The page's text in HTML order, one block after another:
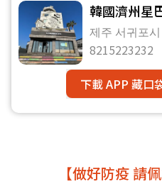
韓國濟州星
스 제주중문
제주 서귀포
8215223232
下載 APP 藏口
【做好防疫 請